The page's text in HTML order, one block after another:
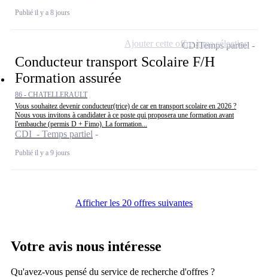
Publié il y a 8 jours
Conducteur transport Scolaire F/H
Formation assurée
86 - CHATELLERAULT
Vous souhaitez devenir conducteur(trice) de car en transport scolaire en 2026 ?
Nous vous invitons à candidater à ce poste qui proposera une formation avant
l'embauche (permis D + Fimo). La formation...
CDI - Temps partiel
Publié il y a 9 jours
CDITemps partiel
Ajouter cette offre à ma sélection
Afficher les 20 offres suivantes
Votre avis nous intéresse
Qu'avez-vous pensé du service de recherche d'offres ?